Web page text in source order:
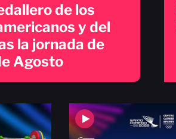
de los
y del
la jornada de
Agosto